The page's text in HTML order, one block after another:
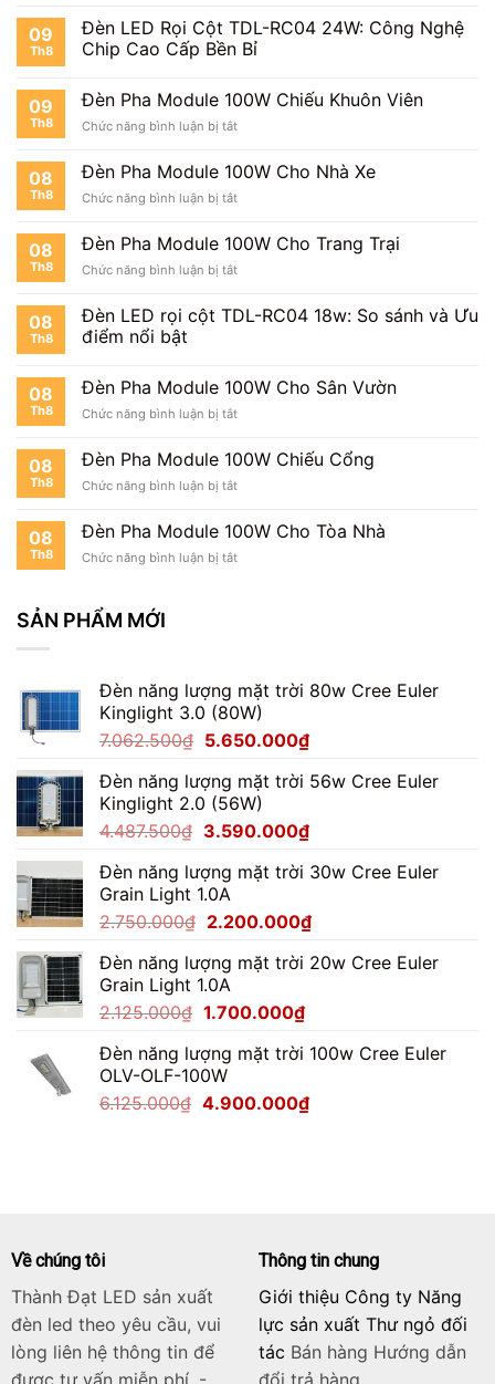
Báo
Giá
Bệnh
Viện
Pha
Module
100W
Trường
09
Th8
Đèn LED Rọi Cột TDL-RC04 24W: Công Nghệ
Chip Cao Cấp Bền Bỉ
09
Th8
Đèn Pha Module 100W Chiếu Khuôn Viên
Chức năng bình luận bị tắtở
Pha
Module
100W
Khuôn
08
Th8
Đèn Pha Module 100W Cho Nhà Xe
Chức năng bình luận bị tắtở
Pha
Module
100W
Nhà
08
Th8
Đèn Pha Module 100W Cho Trang Trại
Chức năng bình luận bị tắtở
Pha
Module
Trang
08
Th8
Đèn LED rọi cột TDL-RC04 18w: So sánh và Ưu
điểm nổi bật
08
Th8
Đèn Pha Module 100W Cho Sân Vườn
Chức năng bình luận bị tắtở
Pha
Module
100W
Sân
08
Th8
Đèn Pha Module 100W Chiếu Cổng
Chức năng bình luận bị tắtở
Pha
Module
100W
08
Th8
Đèn Pha Module 100W Cho Tòa Nhà
Chức năng bình luận bị tắtở
Nhà
SẢN PHẨM MỚI
Đèn năng lượng mặt trời 80w Cree Euler
Kinglight 3.0 (80W)
7.062.500₫ Giá
là:
7.062.500₫.
5.650.000₫Giá
tại
5.650.000₫.
Đèn năng lượng mặt trời 56w Cree Euler
Kinglight 2.0 (56W)
4.487.500₫ Giá
là:
4.487.500₫.
3.590.000₫Giá
tại
3.590.000₫.
Đèn năng lượng mặt trời 30w Cree Euler
Grain Light 1.0A
2.750.000₫ Giá
là:
2.750.000₫.
2.200.000₫Giá
tại
Đèn năng lượng mặt trời 20w Cree Euler
Grain Light 1.0A
2.125.000₫ Giá
là:
2.125.000₫.
1.700.000₫Giá
tại
1.700.000₫.
Đèn năng lượng mặt trời 100w Cree Euler
OLV-OLF-100W
6.125.000₫ Giá
4.900.000₫Giá
Về chúng tôi
Thành Đạt LED sản xuất
đèn led theo yêu cầu, vui
lòng liên hệ thông tin để
được tư vấn miễn phí. -
Thông tin chung
Giới thiệu Công ty Năng
lực sản xuất Thư ngỏ đối
tác Bán hàng Hướng dẫn
đổi trả hàng